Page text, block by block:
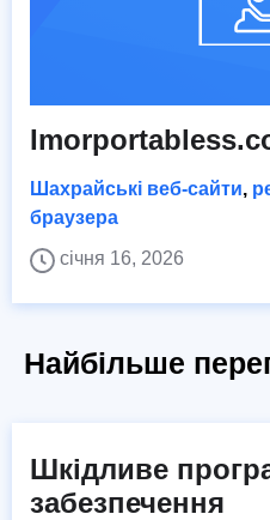
Шахрайські веб-сайти,
браузера
січня 16, 2026
Найбільше
Шкідливе
забезпечення